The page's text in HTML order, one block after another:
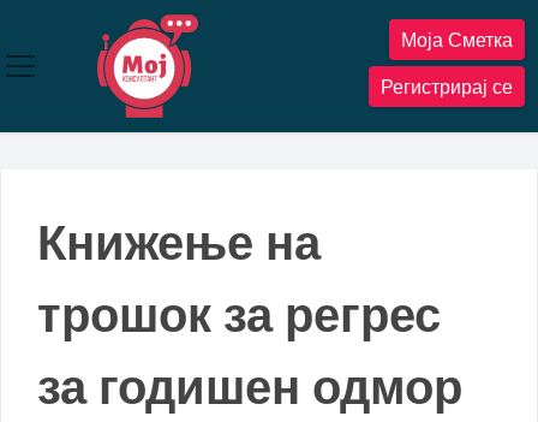
содржината
Моја Сметка
Регистрирај се
Книжење на
трошок за регрес
за годишен одмор